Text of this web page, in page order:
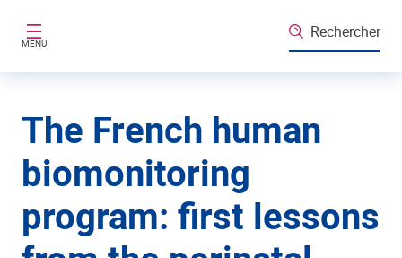
MENU
Rechercher
The French human
biomonitoring
program: first lessons